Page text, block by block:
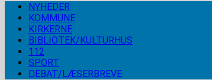
NYHEDER
KOMMUNE
KIRKERNE
BIBLIOTEK/KULTURHUS
112
SPORT
DEBAT/LÆSERBREVE